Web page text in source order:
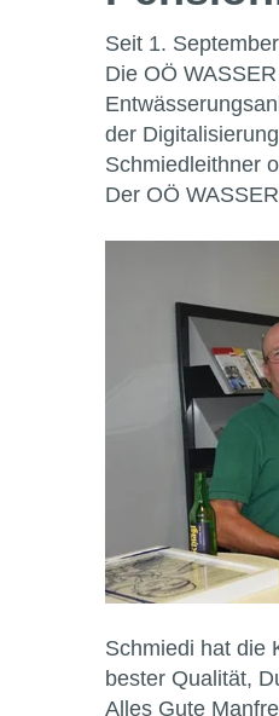
Seit 1.
Die OÖ
der
Schmiedleithner
Der OÖ
Schmiedi hat die
bester Qualität,
Alles Gute